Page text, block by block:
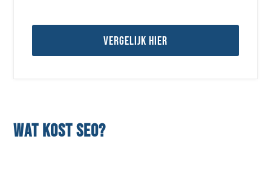
Vergelijk hier
WAT KOST SEO?